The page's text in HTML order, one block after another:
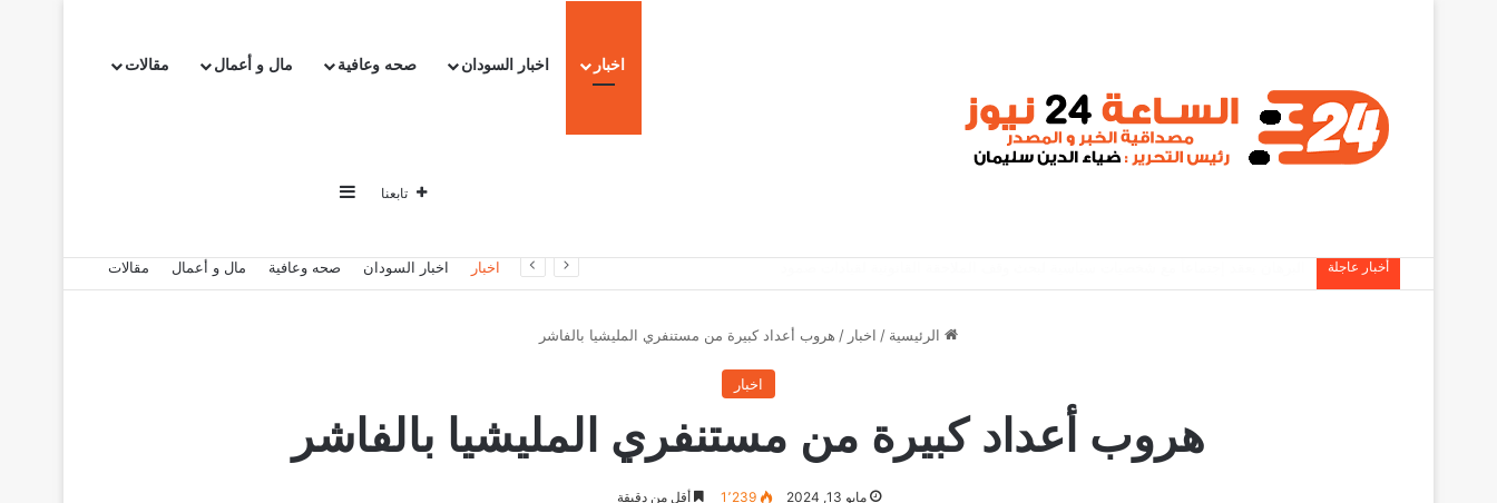
اخبار اخبار السودان صحه وعافية مال و أعمال مقالات
تابعنا إضافة عمود جانبي
أخبار عاجلة اخبار اخبار السودان صحه وعافية مال و أعمال مقالات
الرئيسية / اخبار / هروب أعداد كبيرة من مستنفري المليشيا بالفاشر
اخبار
هروب أعداد كبيرة من مستنفري المليشيا بالفاشر
مايو 13, 2024 1٬239 أقل من دقيقة